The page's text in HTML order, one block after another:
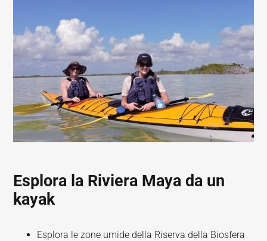
Esplora la Riviera Maya da un
kayak
Esplora le zone umide della Riserva della Biosfera